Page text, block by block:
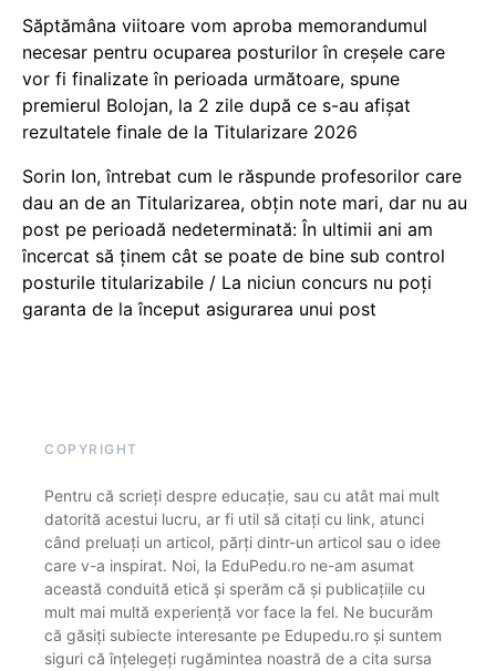
Săptămâna viitoare vom aproba memorandumul
necesar pentru ocuparea posturilor în creșele care
vor fi finalizate în perioada următoare, spune
premierul Bolojan, la 2 zile după ce s-au afișat
rezultatele finale de la Titularizare 2026
Sorin Ion, întrebat cum le răspunde profesorilor care
dau an de an Titularizarea, obțin note mari, dar nu au
post pe perioadă nedeterminată: În ultimii ani am
încercat să ținem cât se poate de bine sub control
posturile titularizabile / La niciun concurs nu poți
garanta de la început asigurarea unui post
COPYRIGHT
Pentru că scrieți despre educație, sau cu atât mai mult
datorită acestui lucru, ar fi util să citați cu link, atunci
când preluați un articol, părți dintr-un articol sau o idee
care v-a inspirat. Noi, la EduPedu.ro ne-am asumat
această conduită etică și sperăm că și publicațiile cu
mult mai multă experiență vor face la fel. Ne bucurăm
că găsiți subiecte interesante pe Edupedu.ro și suntem
siguri că înțelegeți rugămintea noastră de a cita sursa